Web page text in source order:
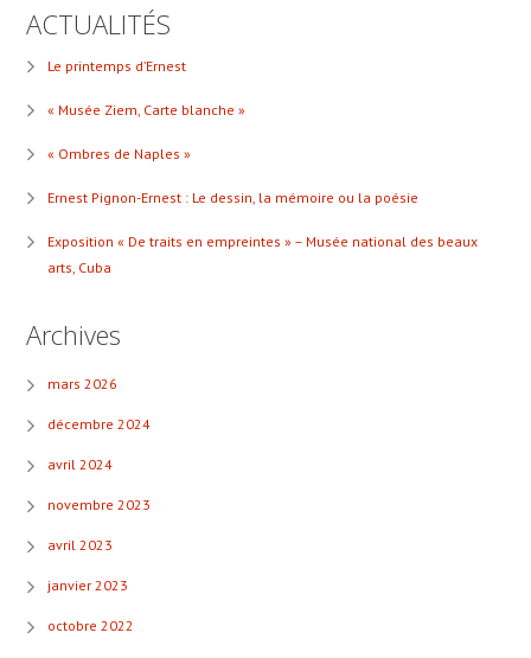
ACTUALITÉS
Le printemps d’Ernest
« Musée Ziem, Carte blanche »
« Ombres de Naples »
Ernest Pignon-Ernest : Le dessin, la mémoire ou la poésie
Exposition « De traits en empreintes » – Musée national des beaux
arts, Cuba
Archives
mars 2026
décembre 2024
avril 2024
novembre 2023
avril 2023
janvier 2023
octobre 2022